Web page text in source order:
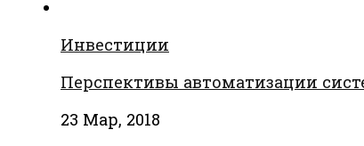
Инвестиции
Перспективы автоматизации
23 Мар, 2018